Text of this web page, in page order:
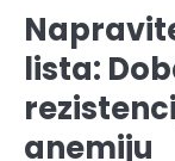
lista:
anemiju